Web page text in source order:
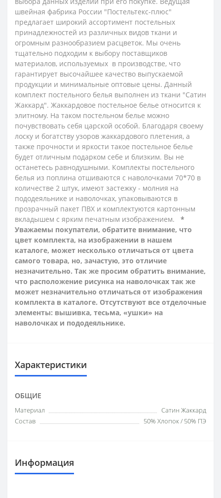
швейная фабрика России "Постельтекс-плюс"
предлагает широкий ассортимент постельных
принадлежностей из различных видов ткани и
огромным разнообразием расцветок. Мы очень
тщательно подходим к выбору поставщиков
материалов, используемых в производстве, что
гарантирует высочайшее качество выпускаемой
продукции и минимальные оптовые цены. Данный
комплект постельного белья выполнен из ткани "Сатин
Жаккард". Жаккардовое постельное белье относится к
элитному. На таком постельном белье можно
почувствовать себя царской особой. Благодаря своему
лоску и богатству узоров жаккардового плетения, а
также прочности и яркости такое постельное белье
будет отличным подарком себе и близким. Вы не
останетесь равнодушными. Комплекты постельного
белья из поплина отшиваются с наволочками 70*70 в
количестве 2 штук, имеют застежку - молния на
пододеяльнике и наволочках, упаковываются в
прозрачный пакет ПВХ и комплектуются картонным
вкладышем с ярким печатным изображением. *
Уважаемы покупатели, обратите внимание, что
цвет комплекта, на изображении в нашем
каталоге, может несколько отличаться от цвета
самого товара, но, зачастую, это отличие
незначительно. Так же просим обратить внимание,
что расположение рисунка на наволочках так же
может незначительно отличаться от изображения
комплекта в каталоге. Отсутствуют все отделочные
элементы: вышивка, тесьма, «ушки» на
наволочках и пододеяльнике.
Характеристики
ОБЩИЕ
Материал
Сатин Жаккард
Состав
50% Хлопок / 50% ПЭ
Информация